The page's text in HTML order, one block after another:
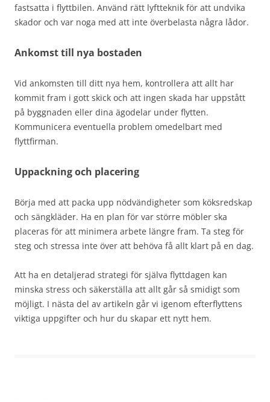
fastsatta i flyttbilen. Använd rätt lyftteknik för att undvika
skador och var noga med att inte överbelasta några lådor.
Ankomst till nya bostaden
Vid ankomsten till ditt nya hem, kontrollera att allt har
kommit fram i gott skick och att ingen skada har uppstått
på byggnaden eller dina ägodelar under flytten.
Kommunicera eventuella problem omedelbart med
flyttfirman.
Uppackning och placering
Börja med att packa upp nödvändigheter som köksredskap
och sängkläder. Ha en plan för var större möbler ska
placeras för att minimera arbete längre fram. Ta steg för
steg och stressa inte över att behöva få allt klart på en dag.
Att ha en detaljerad strategi för själva flyttdagen kan
minska stress och säkerställa att allt går så smidigt som
möjligt. I nästa del av artikeln går vi igenom efterflyttens
viktiga uppgifter och hur du skapar ett nytt hem.